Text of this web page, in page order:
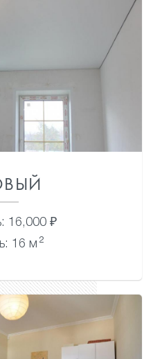
16,000 ₽
16 м 2